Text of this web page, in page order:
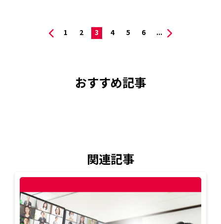
1 2 3 4 5 6 ...
おすすめ記事
関連記事